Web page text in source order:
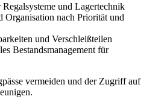
und Lagertechnik
Organisation nach Priorität und
und Verschleißteilen
Bestandsmanagement für
vermeiden und der Zugriff auf